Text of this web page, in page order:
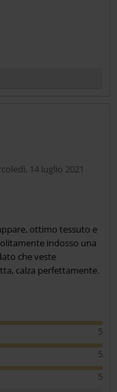
14 luglio 2021
ottimo tessuto e
indosso una
che veste
calza perfettamente.
5
5
5